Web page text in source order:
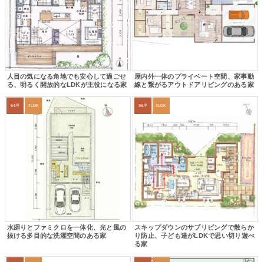
人目の気になる角地でも安心して過ごせ
る、明るく開放的なLDKが主役になる家
屋内外一体のプライベート空間、家事動
線と繋がるアウトドアリビングのある家
64坪 4LDK
水廻りとファミクロを一体化、光と風の
抜ける多目的な洗濯空間のある家
36坪 2LDK
スキップダウンのサブリビングで散らか
り防止、子ども達がLDKで思い切り遊べ
る家